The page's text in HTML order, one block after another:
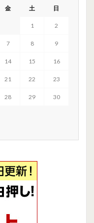
金 土 日
1 2
7 8 9
14 15 16
21 22 23
28 29 30